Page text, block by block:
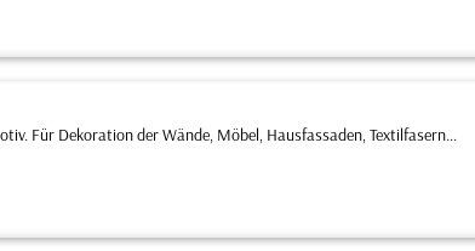
Für Dekoration der Wände, Möbel, Hausfassaden, Textilfasern...